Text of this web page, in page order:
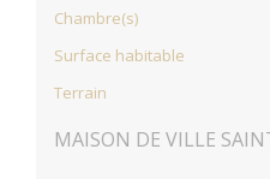
Chambre(s)
Surface habitable
Terrain
MAISON DE VILLE